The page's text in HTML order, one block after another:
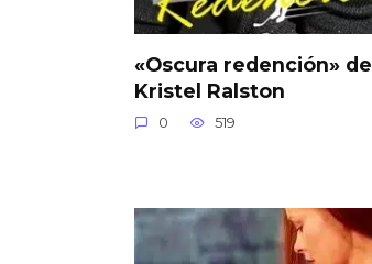
«Oscura redención» de
Kristel Ralston
0 519